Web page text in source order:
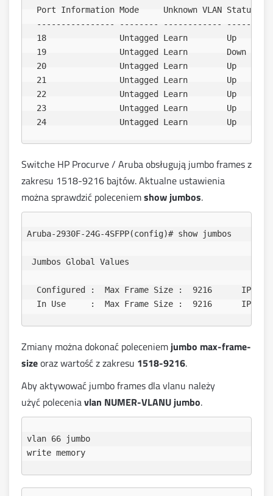
Port Information Mode     Unknown VLAN
---------------- -------- ------------
18               Untagged Learn
19               Untagged Learn
20               Untagged Learn
21               Untagged Learn
22               Untagged Learn
23               Untagged Learn
Switche HP Procurve / Aruba obsługują jumbo frames z
zakresu 1518-9216 bajtów. Aktualne ustawienia
można sprawdzić poleceniemshow jumbos.
Aruba-2930F-24G-4SFPP(config)# show jumbos
Jumbos Global Values
Configured :  Max Frame Size :  9216      IP-MTU
Zmiany można dokonać poleceniem jumbo max-frame-
sizeoraz wartość z zakresu 1518-9216.
Aby aktywować jumbo frames dla vlanu należy
użyć poleceniavlan NUMER-VLANU jumbo.
vlan 66 jumbo